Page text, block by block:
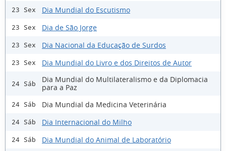
23 Sex Dia Mundial do Escutismo
23 Sex Dia de São Jorge
23 Sex Dia Nacional da Educação de Surdos
23 Sex Dia Mundial do Livro e dos Direitos de Autor
24 Sáb
Dia Mundial do Multilateralismo e da Diplomacia
para a Paz
24 Sáb Dia Mundial da Medicina Veterinária
24 Sáb Dia Internacional do Milho
24 Sáb Dia Mundial do Animal de Laboratório